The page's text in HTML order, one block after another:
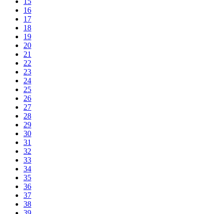
16
17
18
19
20
21
22
23
24
25
26
27
28
29
30
31
32
33
34
35
36
37
38